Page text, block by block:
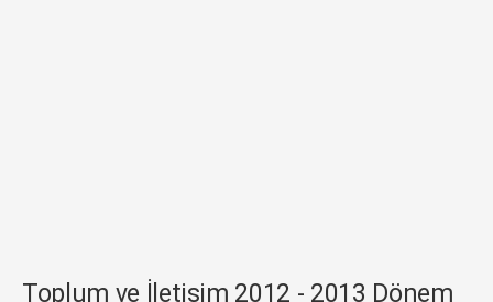
Toplum ve İletişim 2012 - 2013 Dönem